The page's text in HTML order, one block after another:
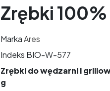
Zrębki 100%
MarkaAres
Indeks BIO-W-577
Zrębki do wędzarni i
g